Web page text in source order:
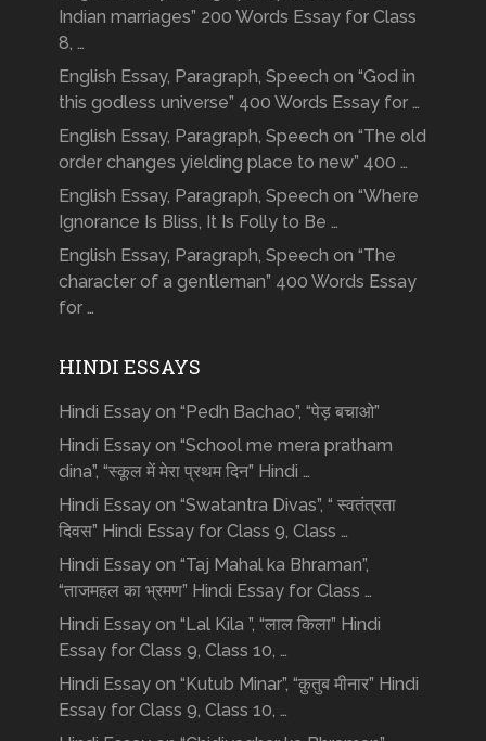
Indian marriages” 200 Words Essay for Class
8, …
English Essay, Paragraph, Speech on “God in
this godless universe” 400 Words Essay for …
English Essay, Paragraph, Speech on “The old
order changes yielding place to new” 400 …
English Essay, Paragraph, Speech on “Where
Ignorance Is Bliss, It Is Folly to Be …
English Essay, Paragraph, Speech on “The
character of a gentleman” 400 Words Essay
for …
HINDI ESSAYS
Hindi Essay on “Pedh Bachao”, “पेड़ बचाओ”
Hindi Essay on “School me mera pratham
dina”, “स्कूल में मेरा प्रथम दिन” Hindi …
Hindi Essay on “Swatantra Divas”, “ स्वतंत्रता
दिवस” Hindi Essay for Class 9, Class …
Hindi Essay on “Taj Mahal ka Bhraman”,
“ताजमहल का भ्रमण” Hindi Essay for Class …
Hindi Essay on “Lal Kila ”, “लाल किला” Hindi
Essay for Class 9, Class 10, …
Hindi Essay on “Kutub Minar”, “क़ुतुब मीनार” Hindi
Essay for Class 9, Class 10, …